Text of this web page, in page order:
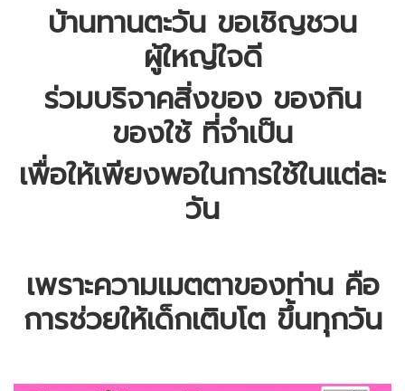
บ้านทานตะวัน ขอเชิญชวน
ผู้ใหญ่ใจดี
ร่วมบริจาคสิ่งของ ของกิน
ของใช้ ที่จำเป็น
เพื่อให้เพียงพอในการใช้ในแต่ละ
วัน
เพราะความเมตตาของท่าน คือ
การช่วยให้เด็กเติบโต ขึ้นทุกวัน